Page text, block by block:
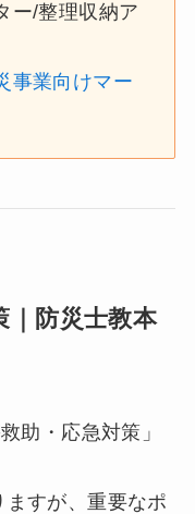
ー/整理収納ア
事業向けマー
｜防災士教本
助・応急対策」
すが、重要なポ